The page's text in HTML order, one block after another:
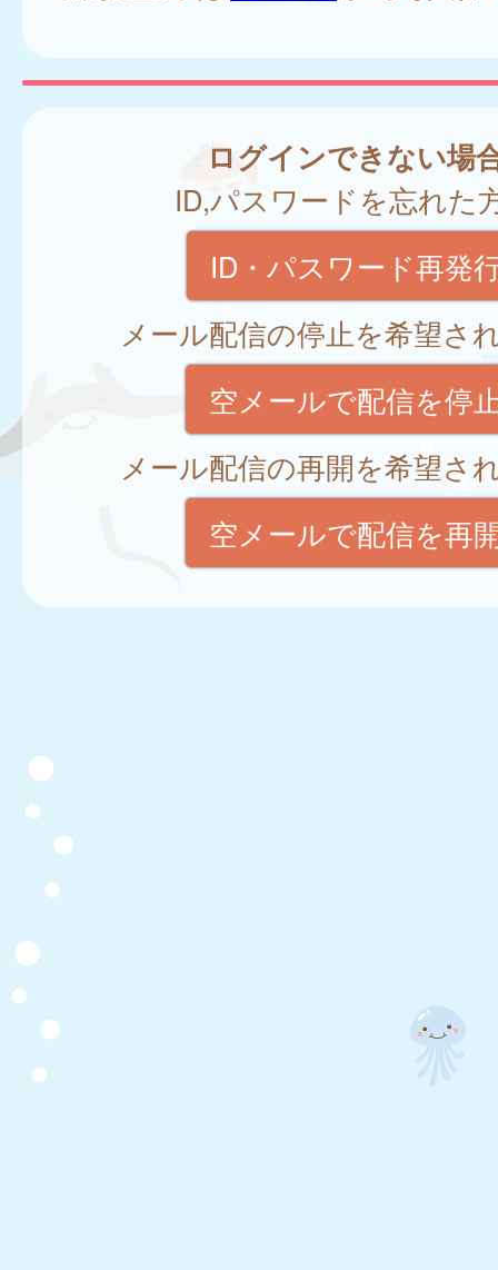
ログインできない場
ID,パスワードを忘れた
ID・パスワード再発
メール配信の停止を希望さ
空メールで配信を停
メール配信の再開を希望さ
空メールで配信を再